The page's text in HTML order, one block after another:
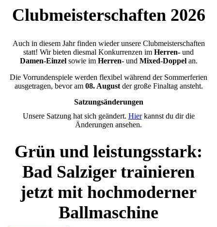
Clubmeisterschaften 2026
Auch in diesem Jahr finden wieder unsere Clubmeisterschaften
statt! Wir bieten diesmal Konkurrenzen im Herren- und
Damen-Einzelsowie imHerren-und Mixed-Doppelan.
Die Vorrundenspiele werden flexibel während der Sommerferien
ausgetragen, bevor am 08. Augustder große Finaltag ansteht.
Satzungsänderungen
Unsere Satzung hat sich geändert. Hierkannst du dir die
Änderungen ansehen.
Grün und leistungsstark:
Bad Salziger trainieren
jetzt mit hochmoderner
Ballmaschine